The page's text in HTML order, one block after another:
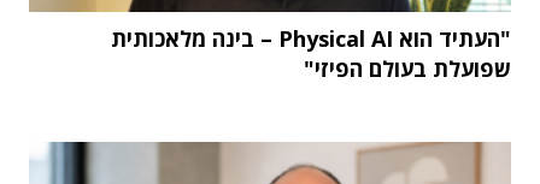
"העתיד הוא Physical AI – בינה מלאכותית
שפועלת בעולם הפיזי"